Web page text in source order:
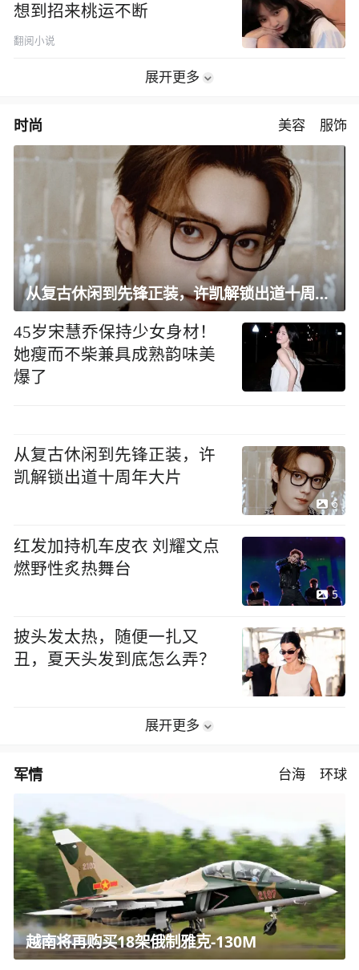
想到招来桃运不断
翻阅小说
展开更多
时尚 美容 服饰
从复古休闲到先锋正装，许凯解锁出道十周年大片
45岁宋慧乔保持少女身材！
她瘦而不柴兼具成熟韵味美
爆了
从复古休闲到先锋正装，许
凯解锁出道十周年大片
6
红发加持机车皮衣 刘耀文点
燃野性炙热舞台
5
披头发太热，随便一扎又
丑，夏天头发到底怎么弄？
展开更多
军情 台海 环球
越南将再购买18架俄制雅克-130M